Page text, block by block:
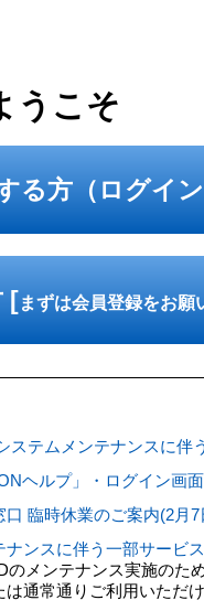
うこそ
る方（ログイ
[まずは会員登録をお願
テムメンテナンスに伴
ヘルプ」・ログイン画
口 臨時休業のご案内(2月
ナンスに伴う一部サービ
のメンテナンス実施のた
は通常通りご利用いただ